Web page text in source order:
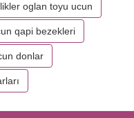
oglan toyu ucun
qapi bezekleri
donlar